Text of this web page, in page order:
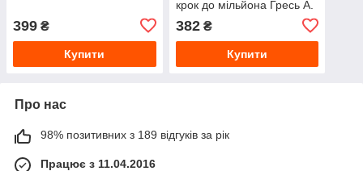
399 ₴
Купити
крок до мільйона Гресь А.
382₴
Купити
Про нас
98% позитивних з 189 відгуків за рік
Працює з 11.04.2016